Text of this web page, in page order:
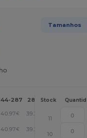
Tamanhos
287 288 + Mais
Stock
40.97€ 39.26
11
40.97€ 39.26
10